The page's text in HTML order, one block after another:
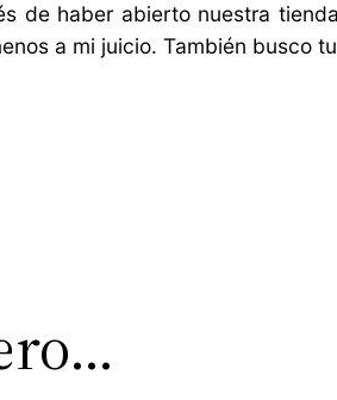
haber abierto nuestra
a mi juicio. También busco